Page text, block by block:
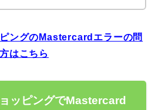
ングのMastercardエラーの問
はこちら
ッピングでMastercard